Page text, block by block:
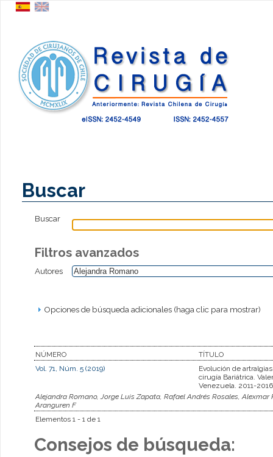
Buscar
Buscar
Filtros avanzados
Autores
Opciones de búsqueda adicionales (haga clic para mostrar)
NÚMERO
TÍTULO
Vol. 71, Núm. 5 (2019)
Evolución de
cirugía Bariátrica.
Venezuela. 2011-2016
Alejandra Romano, Jorge Luis Zapata, Rafael Andrés Rosales,
Aranguren F
Elementos 1 - 1 de 1
Consejos de búsqueda: